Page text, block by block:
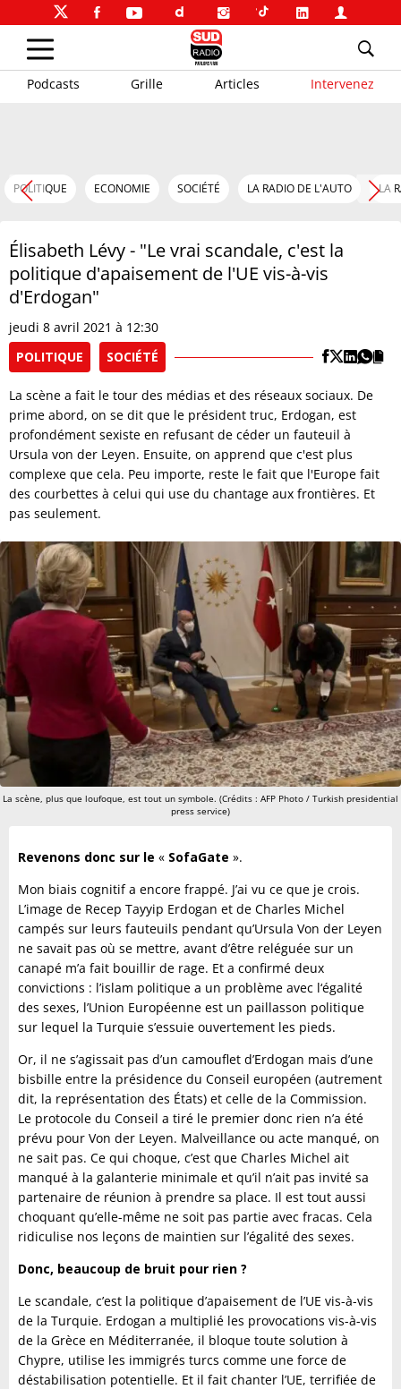
Podcasts Grille Articles Intervenez
POLITIQUE ECONOMIE SOCIÉTÉ LA RADIO DE L'AUTO LA
Élisabeth Lévy - "Le vrai scandale, c'est la
politique d'apaisement de l'UE vis-à-vis
d'Erdogan"
jeudi 8 avril 2021 à 12:30
POLITIQUE
SOCIÉTÉ
La scène a fait le tour des médias et des réseaux sociaux. De
prime abord, on se dit que le président truc, Erdogan, est
profondément sexiste en refusant de céder un fauteuil à
Ursula von der Leyen. Ensuite, on apprend que c'est plus
complexe que cela. Peu importe, reste le fait que l'Europe fait
des courbettes à celui qui use du chantage aux frontières. Et
pas seulement.
La scène, plus que loufoque, est tout un symbole. (Crédits : AFP Photo / Turkish presidential
press service)
Revenons donc sur le « SofaGate ».
Mon biais cognitif a encore frappé. J’ai vu ce que je crois.
L’image de Recep Tayyip Erdogan et de Charles Michel
campés sur leurs fauteuils pendant qu’Ursula Von der Leyen
ne savait pas où se mettre, avant d’être reléguée sur un
canapé m’a fait bouillir de rage. Et a confirmé deux
convictions : l’islam politique a un problème avec l‘égalité
des sexes, l’Union Européenne est un paillasson politique
sur lequel la Turquie s’essuie ouvertement les pieds.
Or, il ne s’agissait pas d’un camouflet d’Erdogan mais d’une
bisbille entre la présidence du Conseil européen (autrement
dit, la représentation des États) et celle de la Commission.
Le protocole du Conseil a tiré le premier donc rien n’a été
prévu pour Von der Leyen. Malveillance ou acte manqué, on
ne sait pas. Ce qui choque, c’est que Charles Michel ait
manqué à la galanterie minimale et qu’il n’ait pas invité sa
partenaire de réunion à prendre sa place. Il est tout aussi
choquant qu’elle-même ne soit pas partie avec fracas. Cela
ridiculise nos leçons de maintien sur l’égalité des sexes.
Donc, beaucoup de bruit pour rien ?
Le scandale, c’est la politique d’apaisement de l’UE vis-à-vis
de la Turquie. Erdogan a multiplié les provocations vis-à-vis
de la Grèce en Méditerranée, il bloque toute solution à
Chypre, utilise les immigrés turcs comme une force de
déstabilisation potentielle. Et il fait chanter l’UE, terrifiée de